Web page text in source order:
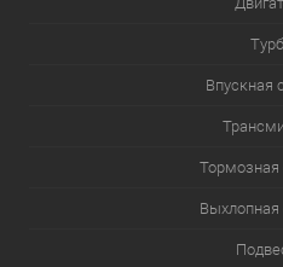
Впускная
Тормозная
Выхлопная